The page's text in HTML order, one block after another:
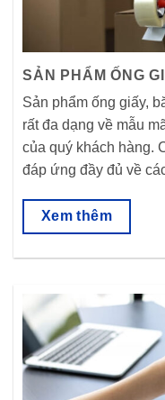
SẢN PHẨM ỐNG
Sản phẩm ống giấy,
rất đa dạng về mẫu
của quý khách hàng.
đáp ứng đầy đủ về
Xem thêm